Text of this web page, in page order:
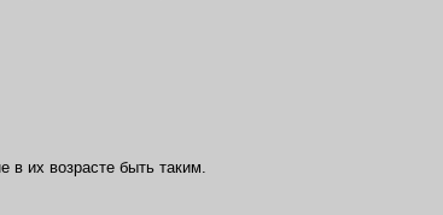
их возрасте быть таким.